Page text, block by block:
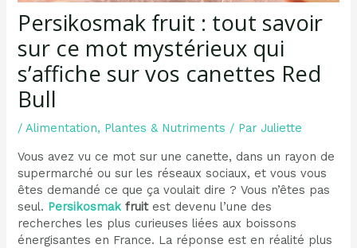
Persikosmak fruit : tout savoir
sur ce mot mystérieux qui
s’affiche sur vos canettes Red
Bull
/Alimentation, Plantes & Nutriments / ParJuliette
Vous avez vu ce mot sur une canette, dans un rayon de
supermarché ou sur les réseaux sociaux, et vous vous
êtes demandé ce que ça voulait dire ? Vous n’êtes pas
seul. Persikosmak fruitest devenu l’une des
recherches les plus curieuses liées aux boissons
énergisantes en France. La réponse est en réalité plus